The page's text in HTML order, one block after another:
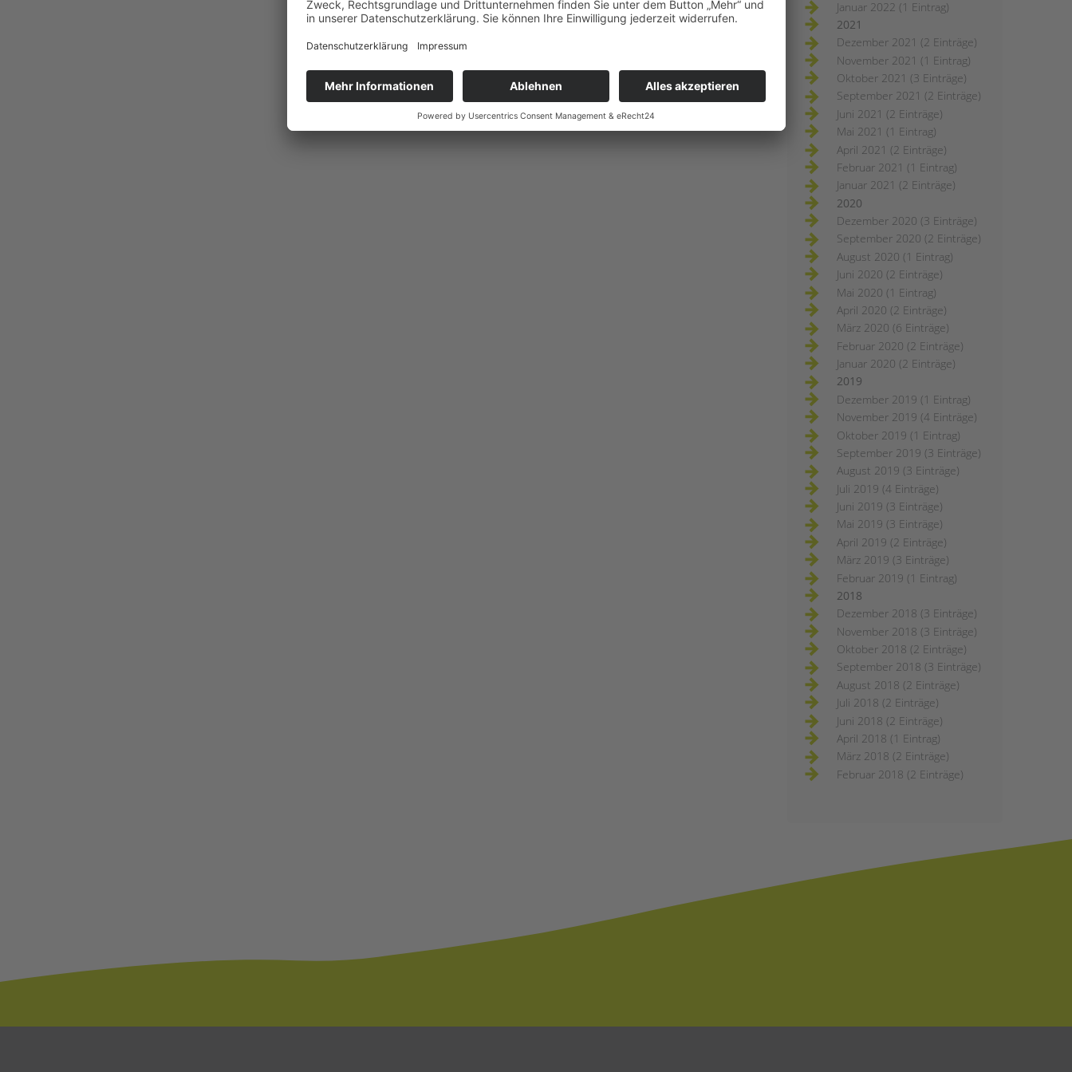
Januar 2022 (1 Eintrag)
2021
Dezember 2021 (2 Einträge)
November 2021 (1 Eintrag)
Oktober 2021 (3 Einträge)
September 2021 (2 Einträge)
Juni 2021 (2 Einträge)
Mai 2021 (1 Eintrag)
April 2021 (2 Einträge)
Februar 2021 (1 Eintrag)
Januar 2021 (2 Einträge)
2020
Dezember 2020 (3 Einträge)
September 2020 (2 Einträge)
August 2020 (1 Eintrag)
Juni 2020 (2 Einträge)
Mai 2020 (1 Eintrag)
April 2020 (2 Einträge)
März 2020 (6 Einträge)
Februar 2020 (2 Einträge)
Januar 2020 (2 Einträge)
2019
Dezember 2019 (1 Eintrag)
November 2019 (4 Einträge)
Oktober 2019 (1 Eintrag)
September 2019 (3 Einträge)
August 2019 (3 Einträge)
Juli 2019 (4 Einträge)
Juni 2019 (3 Einträge)
Mai 2019 (3 Einträge)
April 2019 (2 Einträge)
März 2019 (3 Einträge)
Februar 2019 (1 Eintrag)
2018
Dezember 2018 (3 Einträge)
November 2018 (3 Einträge)
Oktober 2018 (2 Einträge)
September 2018 (3 Einträge)
August 2018 (2 Einträge)
Juli 2018 (2 Einträge)
Juni 2018 (2 Einträge)
April 2018 (1 Eintrag)
März 2018 (2 Einträge)
Februar 2018 (2 Einträge)